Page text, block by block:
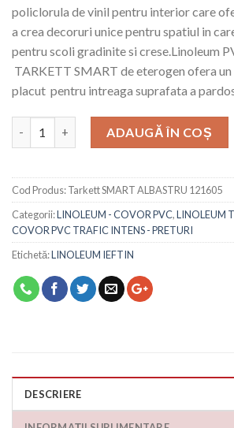
policlorula de vinil pentru interior care
a crea decoruri unice pentru spatiul in
pentru scoli gradinite si crese.Linoleum
TARKETT SMART de eterogen ofera
placut pentru intreaga suprafata a
Cantitate ADAUGĂ ÎN COȘ
Cod Produs:Tarkett SMART ALBASTRU 121605
Categorii:LINOLEUM - COVOR PVC,LINOLEUM
COVOR PVC TRAFIC INTENS - PRETURI
Etichetă:LINOLEUM IEFTIN
DESCRIERE